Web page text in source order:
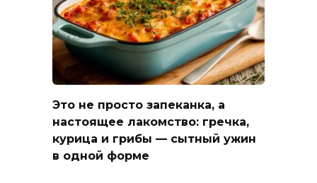
Это не просто запеканка, а
настоящее лакомство: гречка,
курица и грибы — сытный ужин
в одной форме